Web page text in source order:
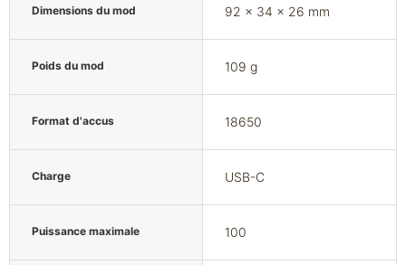
Dimensions du mod 92 x 34 x 26 mm
Poids du mod 109 g
Format d'accus 18650
Charge USB-C
Puissance maximale 100